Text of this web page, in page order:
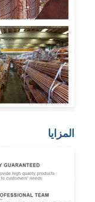
المزايا